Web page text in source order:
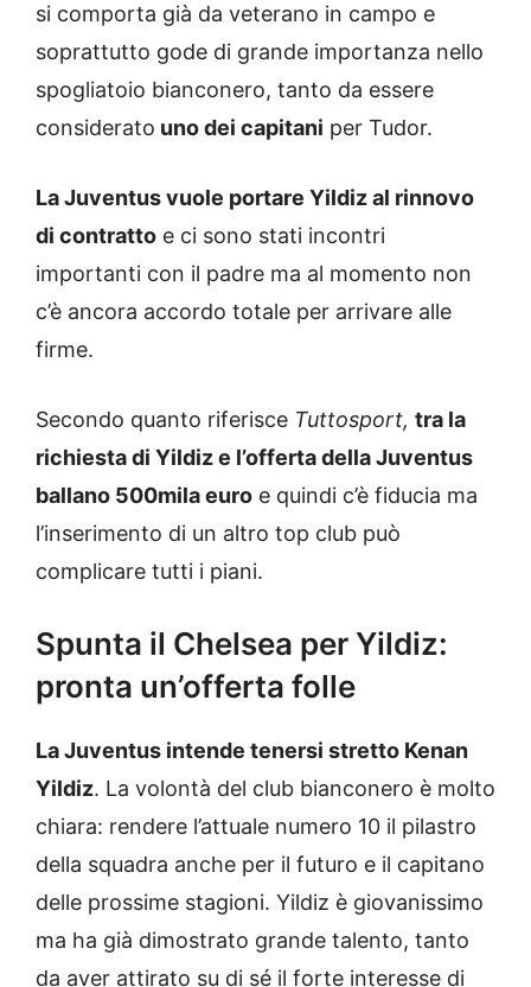
si comporta già da veterano in campo e
soprattutto gode di grande importanza nello
spogliatoio bianconero, tanto da essere
considerato uno dei capitani per Tudor.
La Juventus vuole portare Yildiz al rinnovo
di contratto e ci sono stati incontri
importanti con il padre ma al momento non
c’è ancora accordo totale per arrivare alle
firme.
Secondo quanto riferisce Tuttosport, tra la
richiesta di Yildiz e l’offerta della Juventus
ballano 500mila euro e quindi c’è fiducia ma
l’inserimento di un altro top club può
complicare tutti i piani.
Spunta il Chelsea per Yildiz:
pronta un’offerta folle
La Juventus intende tenersi stretto Kenan
Yildiz. La volontà del club bianconero è molto
chiara: rendere l’attuale numero 10 il pilastro
della squadra anche per il futuro e il capitano
delle prossime stagioni. Yildiz è giovanissimo
ma ha già dimostrato grande talento, tanto
da aver attirato su di sé il forte interesse di